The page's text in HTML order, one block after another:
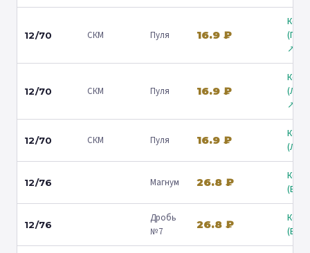
12/70 СКМ Пуля 16.9 ₽
↗
12/70 СКМ Пуля 16.9 ₽
↗
12/70 СКМ Пуля 16.9 ₽
12/76 Магнум 26.8 ₽
12/76
Дробь
№7
26.8 ₽